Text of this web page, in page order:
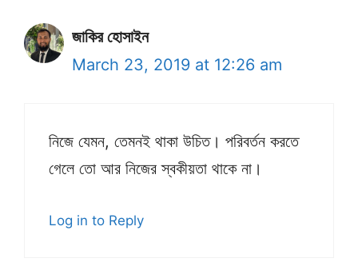
জাকির হোসাইন
March 23, 2019 at 12:26 am
নিজে যেমন, তেমনই থাকা উচিত। পরিবর্তন করতে
গেলে তো আর নিজের স্বকীয়তা থাকে না।
Log in to Reply